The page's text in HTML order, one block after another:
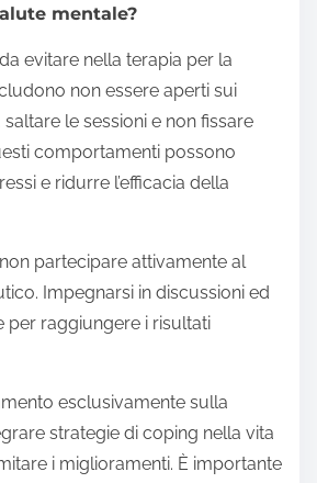
mentale?
evitare nella terapia per la
non essere aperti sui
le sessioni e non fissare
comportamenti possono
e ridurre l’efficacia della
partecipare attivamente al
Impegnarsi in discussioni ed
per raggiungere i risultati
esclusivamente sulla
strategie di coping nella vita
i miglioramenti. È importante